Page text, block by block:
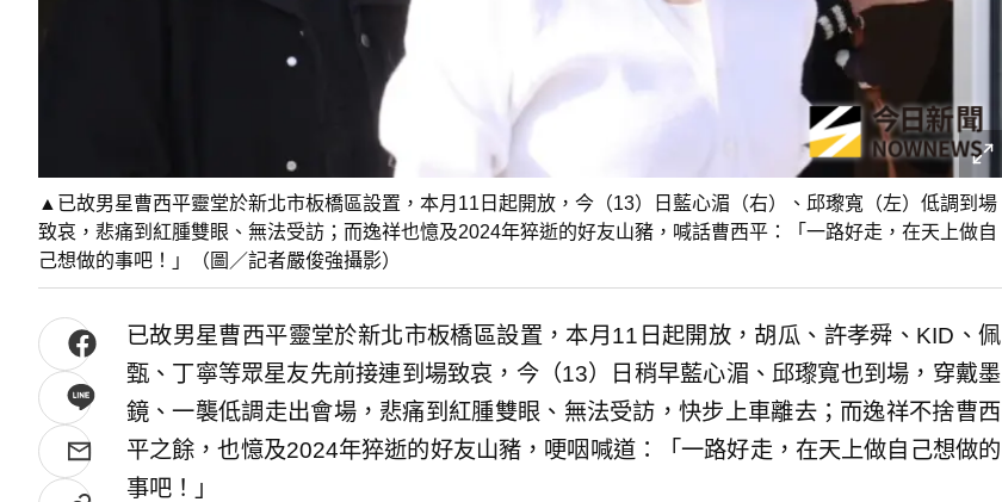
▲已故男星曹西平靈堂於新北市板橋區設置，本月11日起開放，今（13）日藍心湄（右）、邱瓈寬（左）低調到場
致哀，悲痛到紅腫雙眼、無法受訪；而逸祥也憶及2024年猝逝的好友山豬，喊話曹西平：「一路好走，在天上做自
己想做的事吧！」（圖／記者嚴俊強攝影）
已故男星曹西平靈堂於新北市板橋區設置，本月11日起開放，胡瓜、許孝舜、KID、佩
甄、丁寧等眾星友先前接連到場致哀，今（13）日稍早藍心湄、邱瓈寬也到場，穿戴墨
鏡、一襲低調走出會場，悲痛到紅腫雙眼、無法受訪，快步上車離去；而逸祥不捨曹西
平之餘，也憶及2024年猝逝的好友山豬，哽咽喊道：「一路好走，在天上做自己想做的
事吧！」